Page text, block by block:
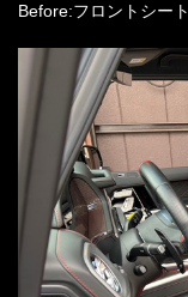
Before:フロントシート